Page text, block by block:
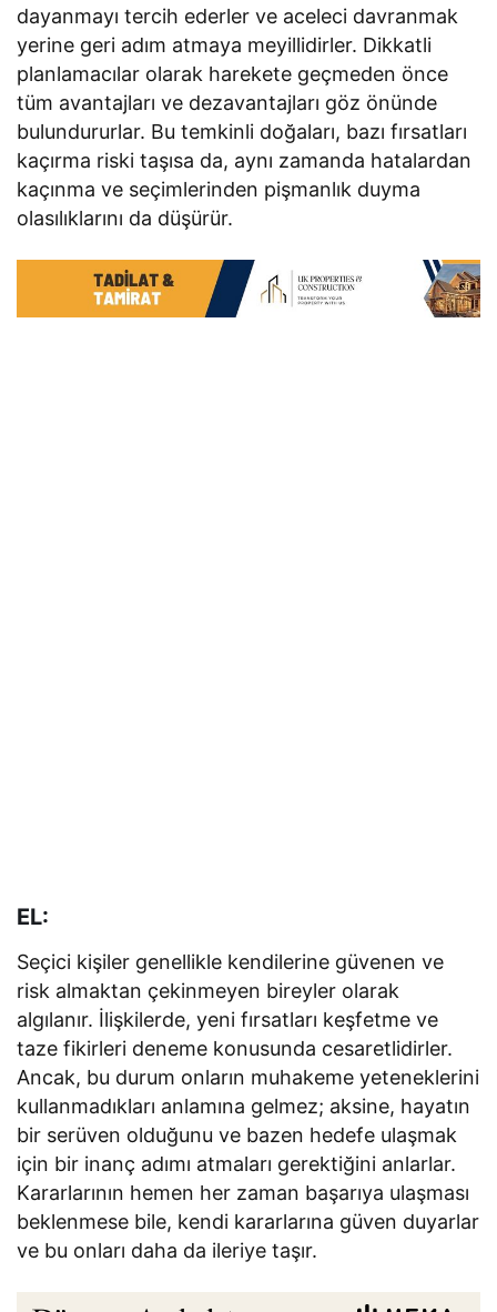
dayanmayı tercih ederler ve aceleci davranmak
yerine geri adım atmaya meyillidirler. Dikkatli
planlamacılar olarak harekete geçmeden önce
tüm avantajları ve dezavantajları göz önünde
bulundururlar. Bu temkinli doğaları, bazı fırsatları
kaçırma riski taşısa da, aynı zamanda hatalardan
kaçınma ve seçimlerinden pişmanlık duyma
olasılıklarını da düşürür.
EL:
Seçici kişiler genellikle kendilerine güvenen ve
risk almaktan çekinmeyen bireyler olarak
algılanır. İlişkilerde, yeni fırsatları keşfetme ve
taze fikirleri deneme konusunda cesaretlidirler.
Ancak, bu durum onların muhakeme yeteneklerini
kullanmadıkları anlamına gelmez; aksine, hayatın
bir serüven olduğunu ve bazen hedefe ulaşmak
için bir inanç adımı atmaları gerektiğini anlarlar.
Kararlarının hemen her zaman başarıya ulaşması
beklenmese bile, kendi kararlarına güven duyarlar
ve bu onları daha da ileriye taşır.